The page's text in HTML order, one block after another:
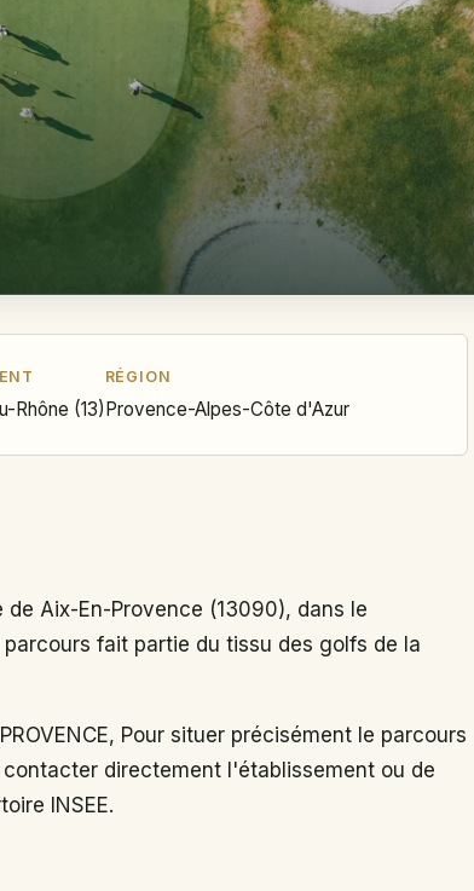
Rhône (13)
RÉGION
Provence-Alpes-Côte d'Azur
de Aix-En-Provence (13090), dans le
fait partie du tissu des golfs de la
Pour situer précisément le parcours
directement l'établissement ou de
INSEE.